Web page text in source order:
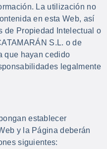
La utilización no
en esta Web, así
de Propiedad Intelectual o
S.L. o de
que hayan cedido
legalmente
establecer
y la Página deberán
siguientes: